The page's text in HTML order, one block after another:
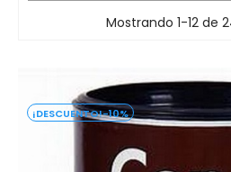
Mostrando 1-12 de
-10%